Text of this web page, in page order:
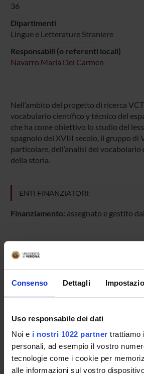
Consenso Dettagli
Uso responsabile dei dati
Noi e i nostri 1022 partner trattiamo
personali, ad esempio il vostro
tecnologie come i cookie per
alle informazioni sul vostro
36
Dipartimenti
Lingue e Letterature Straniere
Responsabili (o referenti locali)
Navarro Maria Del Carmen
Nell’ambito del progetto di ricerca
vocabulario científico y técnico del
che ha come obiettivo lo studio del
spagnolo del XVIII secolo, il gruppo di
particolare, dell’analisi del vocabolario
della storia.
ENTI FINANZIATORI:
Finanziamento: assegnato e gestito
PARTECIPANTI AL PROGETTO
Professore associato
Incaricato alla ricerca
AREE DI RICERCA COINVOLTE DAL